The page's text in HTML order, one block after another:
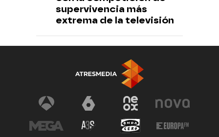
supervivencia más
extrema de la televisión